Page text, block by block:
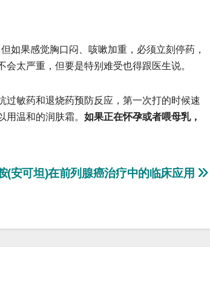
果感觉胸口闷、咳嗽加重，必须立刻停药，
太严重，但要是特别难受也得跟医生说。
敏药和退烧药预防反应，第一次打的时候速
温和的润肤霜。 如果正在怀孕或者喂母乳，
(安可坦)在前列腺癌治疗中的临床应用